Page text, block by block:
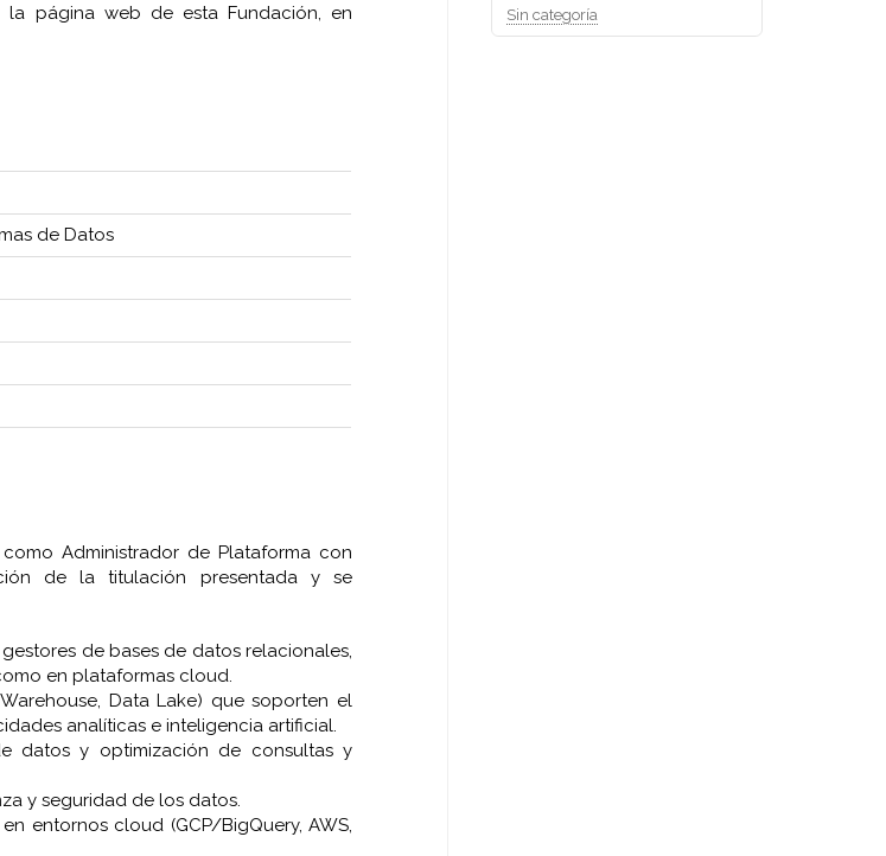
página web de esta Fundación, en
de Datos
Administrador de Plataforma con
de la titulación presentada y se
de bases de datos relacionales,
en plataformas cloud.
Data Lake) que soporten el
analíticas e inteligencia artificial.
datos y optimización de consultas y
y seguridad de los datos.
entornos cloud (GCP/BigQuery, AWS,
Sin categoría